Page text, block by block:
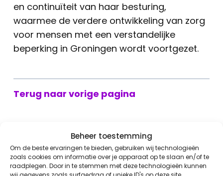
Beheer toestemming
Om de beste ervaringen te bieden, gebruiken wij technologieën
zoals cookies om informatie over je apparaat op te slaan en/of te
raadplegen. Door in te stemmen met deze technologieën kunnen
en continuïteit van haar besturing,
waarmee de verdere ontwikkeling van zorg
voor mensen met een verstandelijke
beperking in Groningen wordt voortgezet.
Terug naar vorige pagina
Nieuws